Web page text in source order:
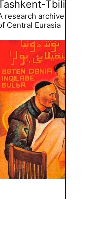
Tbilisi
research archive of the
Central Eurasia